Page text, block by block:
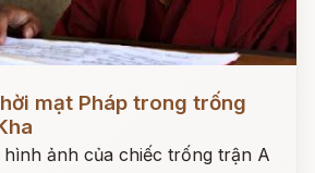
mạt Pháp trong trống
hình ảnh của chiếc trống trận A